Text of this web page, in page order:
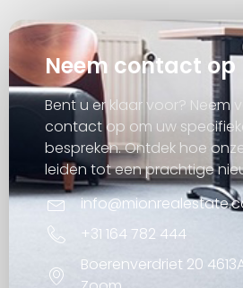
Neem contact op
Bent u er klaar voor? Neem
contact op om uw
bespreken. Ontdek hoe
leiden tot een prachtige
+31 164 782 444
Boerenverdriet 20